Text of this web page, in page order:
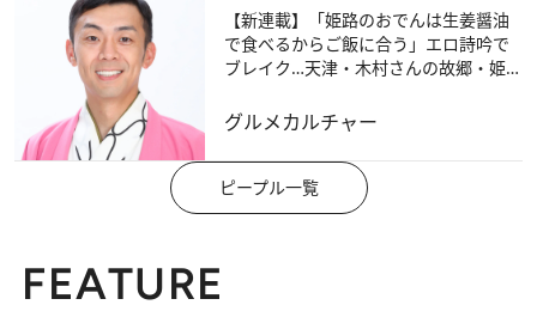
【新連載】「姫路のおでんは生姜醤油
で食べるからご飯に合う」エロ詩吟で
ブレイク…天津・木村さんの故郷・姫路
グルメカルチャー
ピープル一覧
FEATURE